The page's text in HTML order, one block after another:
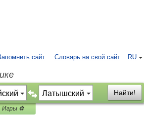
RU
сайт Словарь на свой сайт
Найти!
Игры ⚽